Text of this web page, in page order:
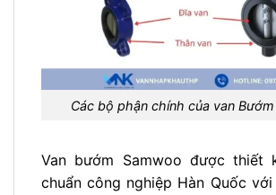
Các bộ phận chính của van
Van bướm Samwoo được thiết
chuẩn công nghiệp Hàn Quốc